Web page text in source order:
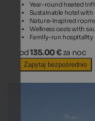
Year-round heated
Sustainable hotel with
Nature-inspired
Wellness oasis with
Family-run hospitality
od135.00 € za noc
Zapytaj bezpośrednio